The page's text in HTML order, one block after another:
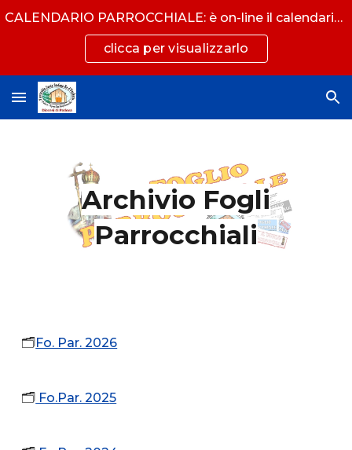
CALENDARIO PARROCCHIALE: è on-line il calendario con tutti gli eventi
clicca per visualizzarlo
Archivio Fogli
Parrocchiali
🗂️Fo. Par. 2026
🗂️ Fo.Par. 2025